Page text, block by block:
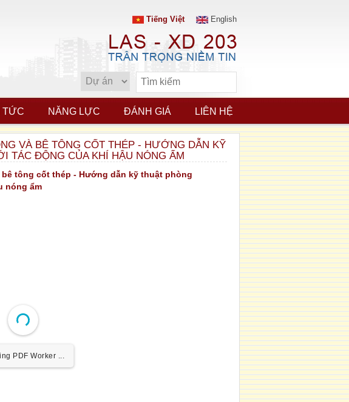
Tiếng Việt English
TỨC NĂNG LỰC ĐÁNH GIÁ LIÊN HỆ
VÀ BÊ TÔNG CỐT THÉP - HƯỚNG DẪN KỸ
TÁC ĐỘNG CỦA KHÍ HẬU NÓNG ẨM
bê tông cốt thép - Hướng dẫn kỹ thuật phòng
nóng ẩm
PDF Worker ...